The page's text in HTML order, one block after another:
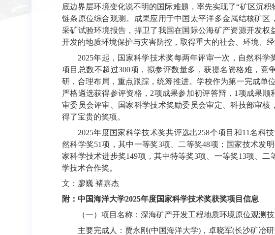
底边界层环境变化说不明的国际难题，率先实现了“矿区沉
链条原位综合观测。成果应用于中国太平洋多金属结核矿
采矿试验环境报告，捍卫了我国在国际公海矿产资源开发
开发的地质环境保护与灾害防控，取得重大的社会、环境、经
2025年起，国家科学技术奖每两年评审一次，自然科
项目总数不超过300项，拟参评数量多，获提名资格难，竞
研，合理布局，重点跟踪，统筹推进。学校作为第一完成单
严格遴选获得参评资格，2项成果参加初评答辩，1项成果
审委员会评审、国家科学技术奖励委员会审定、科技部审
得了宝贵的奖项。
2025年度国家科学技术奖共评选出258个项目和11名科
然科学奖51项，其中一等奖3项、二等奖48项；国家技术发
家科学技术进步奖149项，其中特等奖3项、一等奖13项、
学技术合作奖。
文：廖巍 褚嘉杰
附：中国海洋大学2025年度国家科学技术奖获奖项目信息
（一）项目名称：深海矿产开发工程地质环境原位观测
主要完成人：贾永刚(中国海洋大学)，卓晓军(长沙矿冶